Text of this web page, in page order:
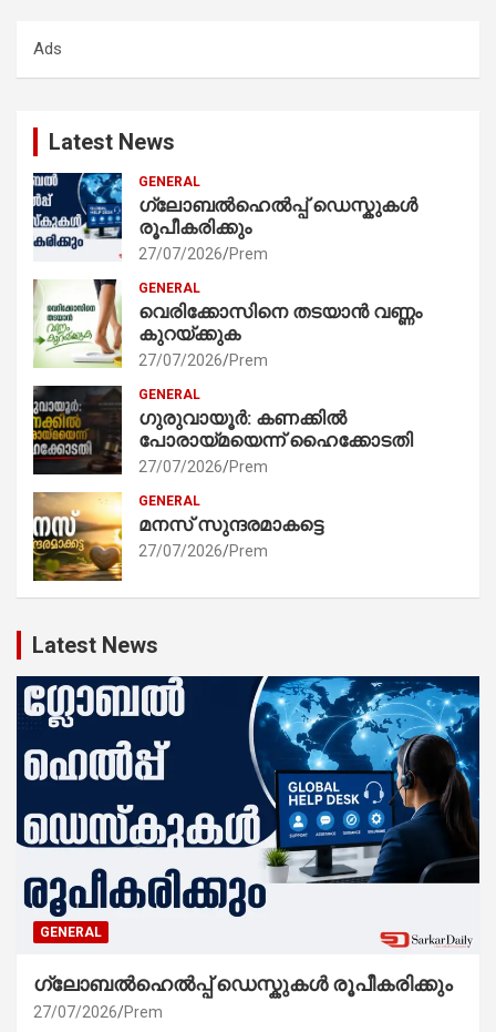
h
Ads
Latest News
GENERAL
ഗ്ലോബൽഹെൽപ്പ് ഡെസ്കുകൾ
രൂപീകരിക്കും
27/07/2026 Prem
GENERAL
വെരിക്കോസിനെ തടയാൻ വണ്ണം
കുറയ്ക്കുക
27/07/2026 Prem
GENERAL
ഗുരുവായൂർ: കണക്കിൽ
പോരായ്മയെന്ന് ഹൈക്കോടതി
27/07/2026 Prem
GENERAL
മനസ് സുന്ദരമാകട്ടെ
27/07/2026 Prem
Latest News
GENERAL
ഗ്ലോബൽഹെൽപ്പ് ഡെസ്കുകൾ രൂപീകരിക്കും
27/07/2026 Prem